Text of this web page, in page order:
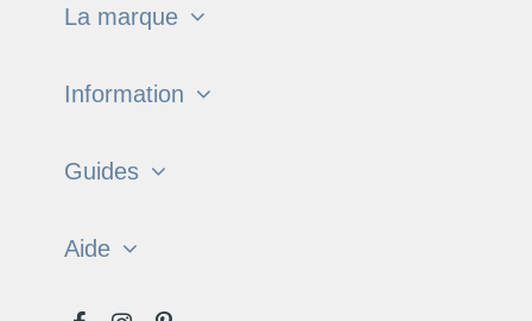
La marque
Information
Guides
Aide